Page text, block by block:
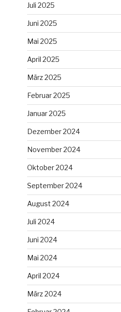
Juli 2025
Juni 2025
Mai 2025
April 2025
März 2025
Februar 2025
Januar 2025
Dezember 2024
November 2024
Oktober 2024
September 2024
August 2024
Juli 2024
Juni 2024
Mai 2024
April 2024
März 2024